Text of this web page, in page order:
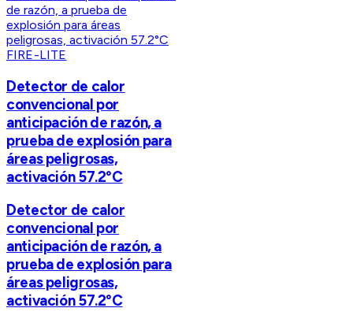
FIRE-LITE
Detector de calor
convencional por
anticipación de razón, a
prueba de explosión para
áreas peligrosas,
activación 57.2°C
Detector de calor
convencional por
anticipación de razón, a
prueba de explosión para
áreas peligrosas,
activación 57.2°C